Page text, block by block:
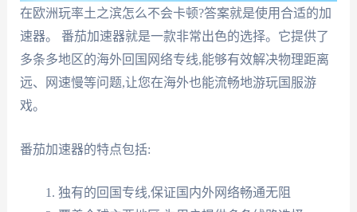
在欧洲玩率土之滨怎么不会卡顿?答案就是使用合适的加
速器。 番茄加速器就是一款非常出色的选择。它提供了
多条多地区的海外回国网络专线,能够有效解决物理距离
远、网速慢等问题,让您在海外也能流畅地游玩国服游
戏。
番茄加速器的特点包括:
独有的回国专线,保证国内外网络畅通无阻